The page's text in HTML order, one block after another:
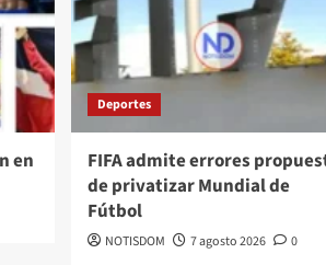
en
Deportes
FIFA admite errores
de privatizar Mundial de
Fútbol
NOTISDOM 7 agosto 2026 0